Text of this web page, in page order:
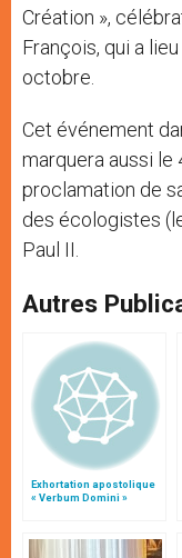
Création »,
François, qui a
octobre.
Cet événement
marquera aussi le
proclamation de
des écologistes
Paul II.
Autres
Exhortation apostolique
« Verbum Domini »